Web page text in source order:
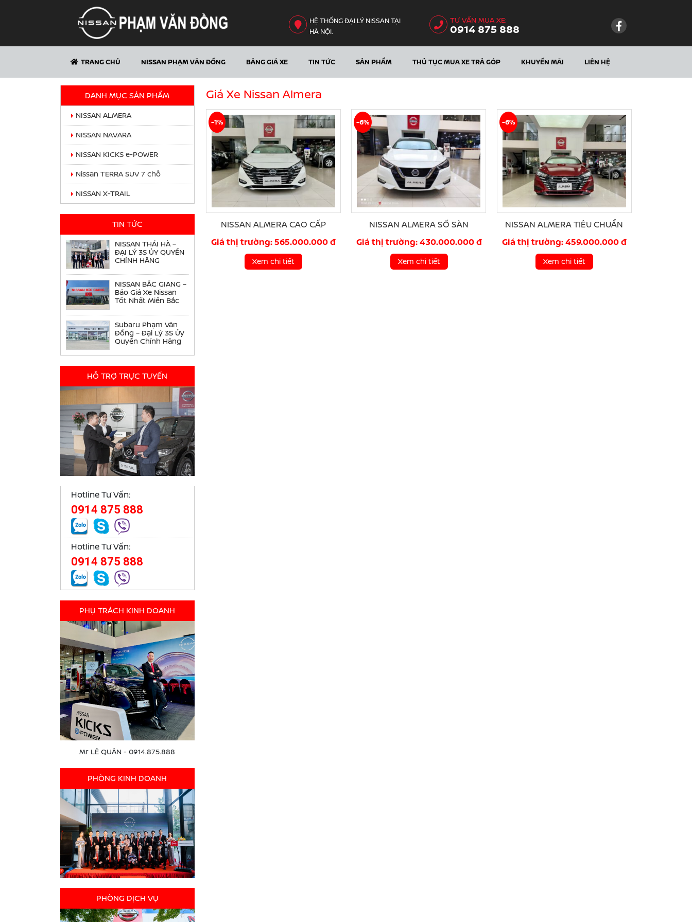
HỆ THỐNG ĐẠI LÝ NISSAN TẠI
HÀ NỘI.
TƯ VẤN MUA XE:
0914 875 888
TRANG CHỦ NISSAN PHẠM VĂN ĐỒNG BẢNG GIÁ XE TIN TỨC SẢN PHẨM THỦ TỤC MUA XE TRẢ GÓP KHUYẾN MÃI LIÊN HỆ
Giá Xe Nissan Almera
NISSAN ALMERA CAO CẤP
Giá thị trường: 565.000.000 đ
-1%
Xem chi tiết
NISSAN ALMERA SỐ SÀN
Giá thị trường: 430.000.000 đ
-6%
Xem chi tiết
NISSAN ALMERA TIÊU CHUẨN
Giá thị trường: 459.000.000 đ
-6%
Xem chi tiết
DANH MỤC SẢN PHẨM
NISSAN ALMERA
NISSAN NAVARA
NISSAN KICKS e-POWER
Nissan TERRA SUV 7 chỗ
NISSAN X-TRAIL
TIN TỨC
NISSAN THÁI HÀ –
ĐẠI LÝ 3S ỦY QUYỀN
CHÍNH HÃNG
NISSAN BẮC GIANG –
Báo Giá Xe Nissan
Tốt Nhất Miền Bắc
Subaru Phạm Văn
Đồng – Đại Lý 3S Ủy
Quyền Chính Hãng
HỖ TRỢ TRỰC TUYẾN
Hotline Tư Vấn:
0914 875 888
Hotline Tư Vấn:
0914 875 888
PHỤ TRÁCH KINH DOANH
Mr LÊ QUÂN - 0914.875.888
PHÒNG KINH DOANH
PHÒNG DỊCH VỤ